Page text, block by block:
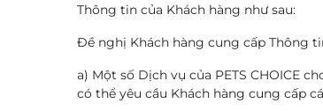
Thông tin của Khách hàng như sau:
Đề nghị Khách hàng cung cấp Thông
a) Một số Dịch vụ của PETS CHOICE
có thể yêu cầu Khách hàng cung cấp